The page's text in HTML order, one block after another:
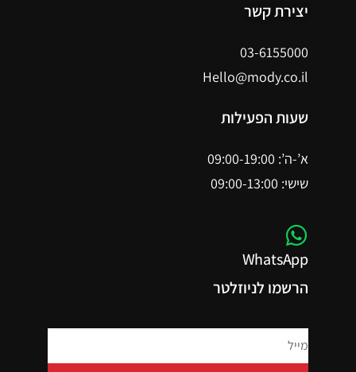
יצירת קשר
03-6155000
Hello@mody.co.il
שעות הפעילות
א’-ה’: 09:00-19:00
שישי: 09:00-13:00
WhatsApp
הרשמו לניוזלטר